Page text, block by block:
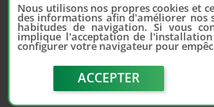
Nous utilisons nos propres cookies et
des informations afin d'améliorer nos
habitudes de navigation. Si vous
implique l'acceptation de l'installation
configurer votre navigateur pour
ACCEPTER